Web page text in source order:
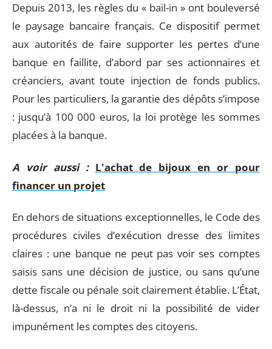
Depuis 2013, les règles du « bail-in » ont bouleversé
le paysage bancaire français. Ce dispositif permet
aux autorités de faire supporter les pertes d’une
banque en faillite, d’abord par ses actionnaires et
créanciers, avant toute injection de fonds publics.
Pour les particuliers, la garantie des dépôts s’impose
: jusqu’à 100 000 euros, la loi protège les sommes
placées à la banque.
A voir aussi : L'achat de bijoux en or pour
financer un projet
En dehors de situations exceptionnelles, le Code des
procédures civiles d’exécution dresse des limites
claires : une banque ne peut pas voir ses comptes
saisis sans une décision de justice, ou sans qu’une
dette fiscale ou pénale soit clairement établie. L’État,
là-dessus, n’a ni le droit ni la possibilité de vider
impunément les comptes des citoyens.